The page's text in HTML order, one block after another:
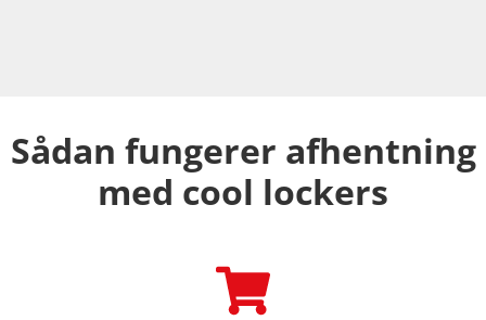
Sådan fungerer afhentning
med cool lockers